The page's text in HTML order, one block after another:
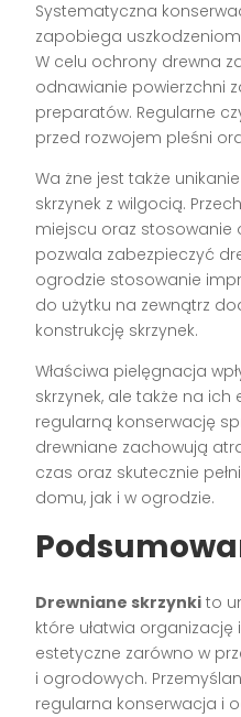
Systematyczna
zapobiega
W celu ochrony drewna
odnawianie powierzchni
preparatów. Regularne
przed rozwojem pleśni
Wa żne jest także
skrzynek z wilgocią.
miejscu oraz stosowanie
pozwala zabezpieczyć
ogrodzie stosowanie
do użytku na zewnątrz
konstrukcję skrzynek.
Właściwa pielęgnacja
skrzynek, ale także na ich
regularną konserwację
drewniane zachowują
czas oraz skutecznie
domu, jak i w ogrodzie.
Drewniane skrzynki to
które ułatwia
estetyczne zarówno w
i ogrodowych.
regularna konserwacja i